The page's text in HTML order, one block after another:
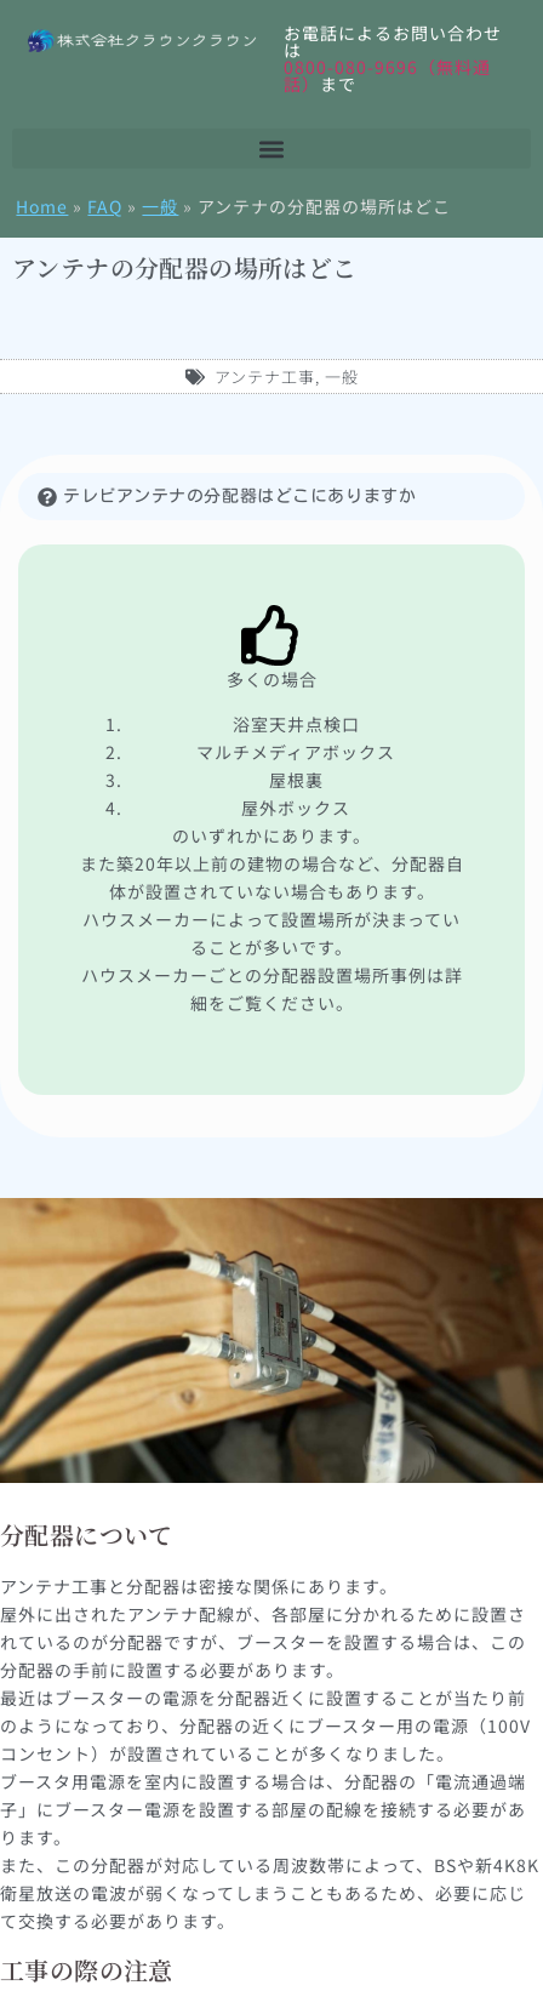
お電話によるお問い合わせ
は
0800-080-9696（無料通
話） まで
Home » FAQ »一般 » アンテナの分配器の場所はどこ
アンテナの分配器の場所はどこ
アンテナ工事, 一般
テレビアンテナの分配器はどこにありますか
多くの場合
浴室天井点検口
マルチメディアボックス
屋根裏
屋外ボックス
のいずれかにあります。
また築20年以上前の建物の場合など、分配器自
体が設置されていない場合もあります。
ハウスメーカーによって設置場所が決まってい
ることが多いです。
ハウスメーカーごとの分配器設置場所事例は詳
細をご覧ください。
分配器について
アンテナ工事と分配器は密接な関係にあります。
屋外に出されたアンテナ配線が、各部屋に分かれるために設置さ
れているのが分配器ですが、ブースターを設置する場合は、この
分配器の手前に設置する必要があります。
最近はブースターの電源を分配器近くに設置することが当たり前
のようになっており、分配器の近くにブースター用の電源（100V
コンセント）が設置されていることが多くなりました。
ブースタ用電源を室内に設置する場合は、分配器の「電流通過端
子」にブースター電源を設置する部屋の配線を接続する必要があ
ります。
また、この分配器が対応している周波数帯によって、BSや新4K8K
衛星放送の電波が弱くなってしまうこともあるため、必要に応じ
て交換する必要があります。
工事の際の注意